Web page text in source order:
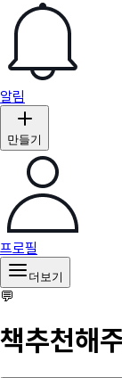
알림
만들기
프로필
더보기
💬
책추천해